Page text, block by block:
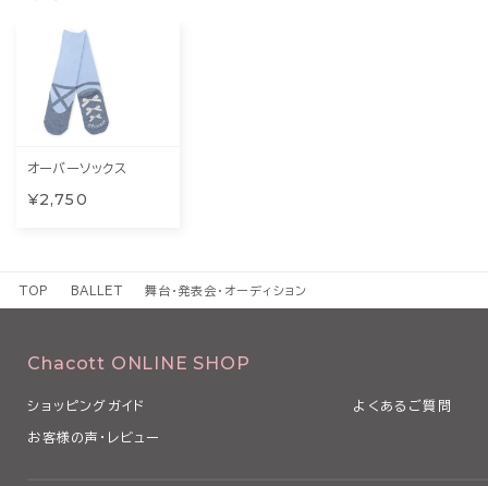
オーバーソックス
¥2,750
TOP BALLET 舞台・発表会・オーディション
Chacott ONLINE SHOP
ショッピングガイド よくあるご質問
お客様の声・レビュー